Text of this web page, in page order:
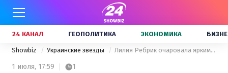
24 КАНАЛ ГЕОПОЛИТИКА ЭКОНОМИКА
Showbiz Украинские звезды Лилия Ребрик очаровала ярким образом в красном наряде: фото
1 июля, 17:59 1